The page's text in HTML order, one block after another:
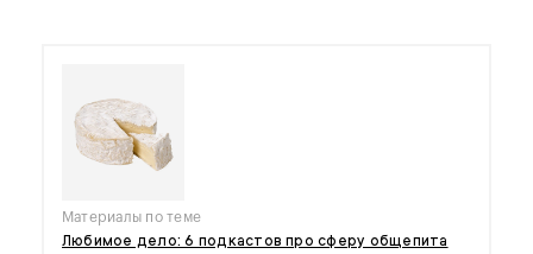
Материалы по теме
Любимое дело: 6 подкастов про сферу общепита